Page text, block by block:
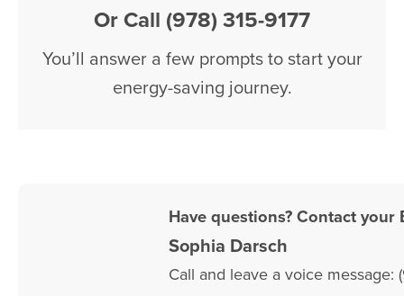
Or Call (978) 315-9177
You’ll answer a few prompts to start your
energy-saving journey.
Have questions? Contact your
Sophia Darsch
Call and leave a voice message: